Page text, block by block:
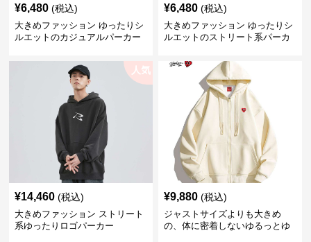
¥6,480 (税込)
大きめファッション ゆったりシ
ルエットのカジュアルパーカー
¥6,480 (税込)
大きめファッション ゆったりシ
ルエットのストリート系パーカ
人気
¥14,460 (税込)
大きめファッション ストリート
系ゆったりロゴパーカー
¥9,880 (税込)
ジャストサイズよりも大きめ
の、体に密着しないゆるっとゆ